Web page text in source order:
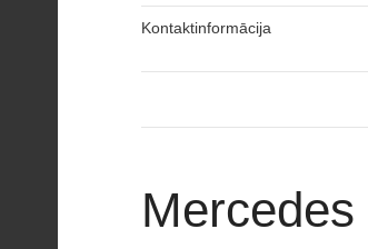
Kontaktinformācija